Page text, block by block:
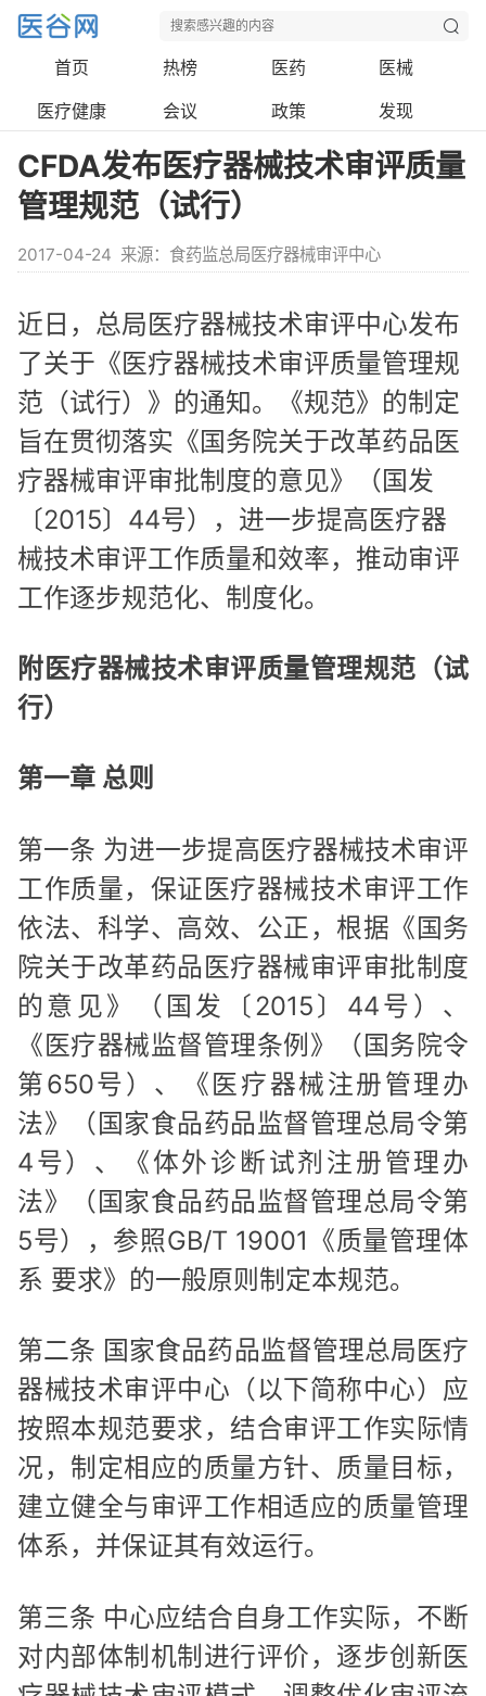
首页 热榜 医药
医械
医疗健康
会议 政策 发现
CFDA发布医疗器械技术审评质量
管理规范（试行）
2017-04-24 来源：食药监总局医疗器械审评中心
近日，总局医疗器械技术审评中心发布
了关于《医疗器械技术审评质量管理规
范（试行）》的通知。《规范》的制定
旨在贯彻落实《国务院关于改革药品医
疗器械审评审批制度的意见》（国发
〔2015〕44号），进一步提高医疗器
械技术审评工作质量和效率，推动审评
工作逐步规范化、制度化。
附医疗器械技术审评质量管理规范（试
行）
第一章 总则
第一条 为进一步提高医疗器械技术审评
工作质量，保证医疗器械技术审评工作
依法、科学、高效、公正，根据《国务
院关于改革药品医疗器械审评审批制度
的意见》（国发〔2015〕44号）、
《医疗器械监督管理条例》（国务院令
第650号）、《医疗器械注册管理办
法》（国家食品药品监督管理总局令第
4号）、《体外诊断试剂注册管理办
法》（国家食品药品监督管理总局令第
5号），参照GB/T 19001《质量管理体
系 要求》的一般原则制定本规范。
第二条 国家食品药品监督管理总局医疗
器械技术审评中心（以下简称中心）应
按照本规范要求，结合审评工作实际情
况，制定相应的质量方针、质量目标，
建立健全与审评工作相适应的质量管理
体系，并保证其有效运行。
第三条 中心应结合自身工作实际，不断
对内部体制机制进行评价，逐步创新医